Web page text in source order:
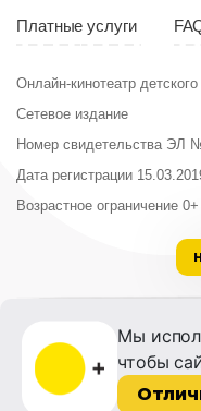
Мы
чтобы
Платные услуги
Онлайн-кинотеатр
Сетевое издание
Номер свидетельства ЭЛ
Дата регистрации
Возрастное ограничение 0+
ООО «Институт развития
Лицензия на образовательную
№ Л035-01215-72/00614094 от 30
2022 г.